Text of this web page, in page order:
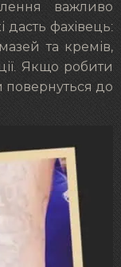
важливо
дасть фахівець:
та кремів,
Якщо робити
повернуться до